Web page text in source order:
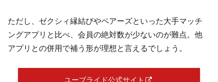
ただし、ゼクシィ縁結びやペアーズといった大手マッチ
ングアプリと比べ、会員の絶対数が少ないのが難点。他
アプリとの併用で補う形が理想と言えるでしょう。
ユーブライド公式サイト